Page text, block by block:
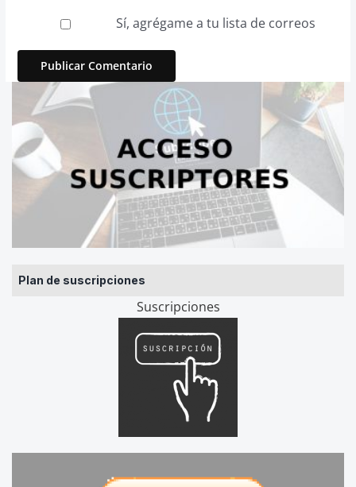
Plan de suscripciones
Suscripciones
Sí, agrégame a tu lista de correos